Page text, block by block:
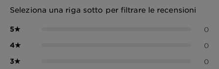
Seleziona una riga sotto per filtrare le recensioni
5★ 0
4★ 0
3★ 0